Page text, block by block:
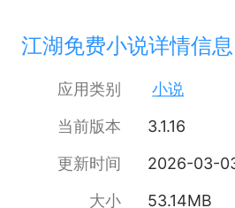
江湖免费小说详情信息
应用类别
小说
当前版本
3.1.16
更新时间
2026-03-
大小
53.14MB